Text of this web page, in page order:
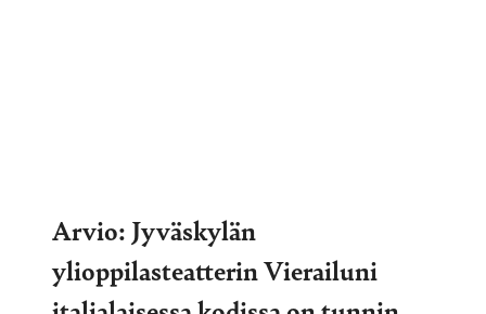
Arvio: Jyväskylän
ylioppilasteatterin Vierailuni